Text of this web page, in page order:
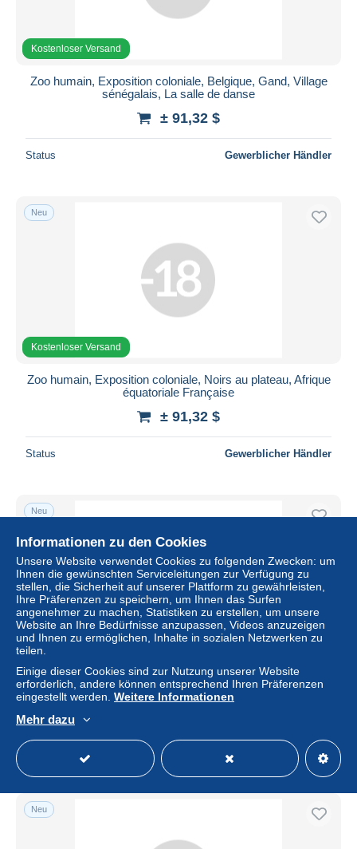
Kostenloser Versand
Zoo humain, Exposition coloniale, Belgique, Gand, Village
sénégalais, La salle de danse
± 91,32 $
Status Gewerblicher Händler
Neu
Kostenloser Versand
Zoo humain, Exposition coloniale, Noirs au plateau, Afrique
équatoriale Française
± 91,32 $
Status Gewerblicher Händler
Neu
Kostenloser Versand
Stéréo Zoo humain, exposition coloniale, groupe de
femmes africaines, 1902
Gewerblicher Händler
Neu
Informationen zu den Cookies
Unsere Website verwendet Cookies zu folgenden Zwecken: um
Ihnen die gewünschten Serviceleitungen zur Verfügung zu
stellen, die Sicherheit auf unserer Plattform zu gewährleisten,
Ihre Präferenzen zu speichern, um Ihnen das Surfen
angenehmer zu machen, Statistiken zu erstellen, um unsere
Website an Ihre Bedürfnisse anzupassen, Videos anzuzeigen
und Ihnen zu ermöglichen, Inhalte in sozialen Netzwerken zu
teilen.
Einige dieser Cookies sind zur Nutzung unserer Website
erforderlich, andere können entsprechend Ihren Präferenzen
eingestellt werden. Weitere Informationen
Mehr dazu